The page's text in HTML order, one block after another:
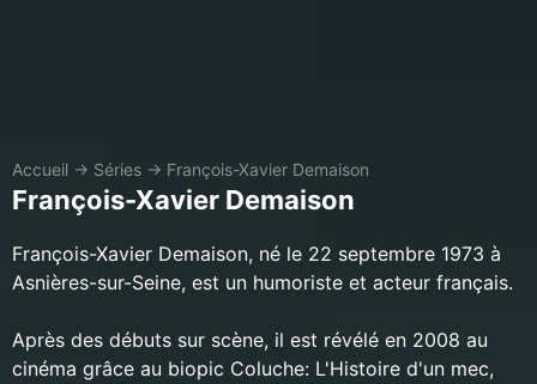
Accueil → Séries → François-Xavier Demaison
François-Xavier Demaison
François-Xavier Demaison, né le 22 septembre 1973 à
Asnières-sur-Seine, est un humoriste et acteur français.
Après des débuts sur scène, il est révélé en 2008 au
cinéma grâce au biopic Coluche: L'Histoire d'un mec,